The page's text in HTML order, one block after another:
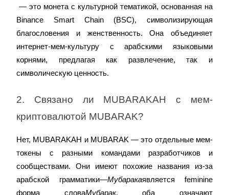
Binance Smart Chain (BSC), символизирующая
благословения и женственность. Она объединяет
интернет-мем-культуру с арабскими языковыми
корнями, предлагая как развлечение, так и
символическую ценность.
2. Связано ли MUBARAKAH с мем-
криптовалютой MUBARAK?
Нет, MUBARAKAH и MUBARAK — это отдельные мем-
токены с разными командами разработчиков и
сообществами. Они имеют похожие названия из-за
арабской грамматики—Мубаракаявляется feminine
форма словаМубарак, оба означают